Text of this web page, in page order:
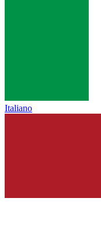
Italiano